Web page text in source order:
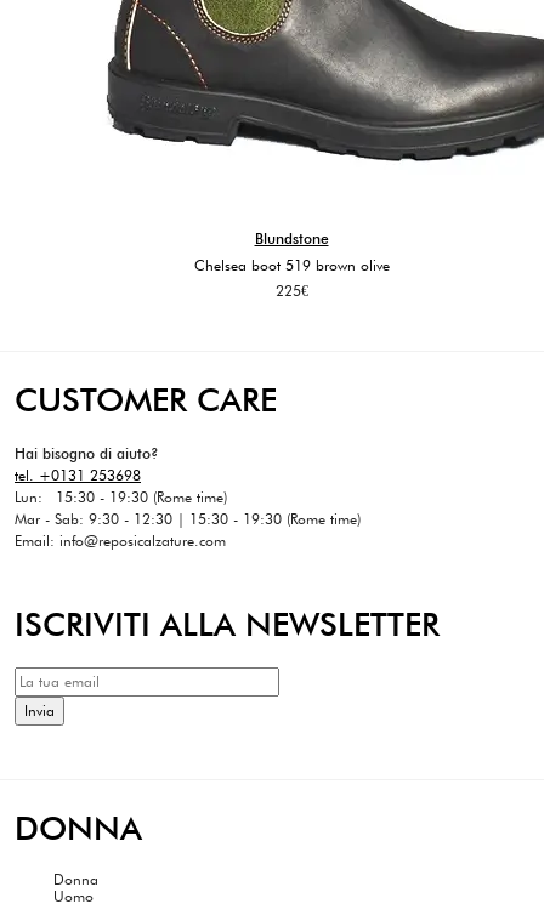
Blundstone
Chelsea boot 519 brown olive
225€
CUSTOMER CARE
Hai bisogno di aiuto?
tel. +0131 253698
Lun: 15:30 - 19:30 (Rome time)
Mar - Sab: 9:30 - 12:30 | 15:30 - 19:30 (Rome time)
Email: info@reposicalzature.com
ISCRIVITI ALLA NEWSLETTER
DONNA
Donna
Uomo